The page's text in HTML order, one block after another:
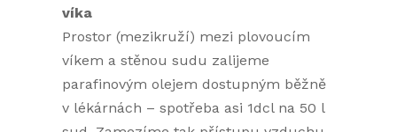
víka
Prostor (mezikruží) mezi plovoucím
víkem a stěnou sudu zalijeme
parafinovým olejem dostupným běžně
v lékárnách – spotřeba asi 1dcl na 50 l